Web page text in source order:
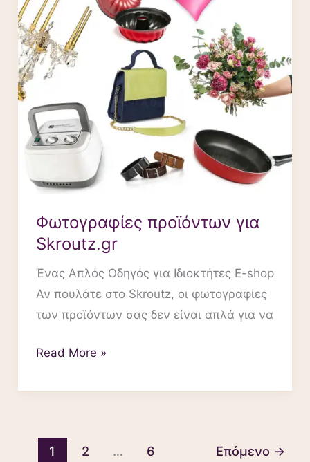
Φωτογραφίες προϊόντων για
Skroutz.gr
Ένας Απλός Οδηγός για Ιδιοκτήτες E-shop
Αν πουλάτε στο Skroutz, οι φωτογραφίες
των προϊόντων σας δεν είναι απλά για να
Read More »
1 2 … 6 Επόμενο →